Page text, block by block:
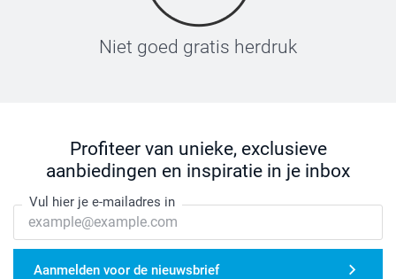
Niet goed gratis herdruk
Profiteer van unieke, exclusieve
aanbiedingen en inspiratie in je inbox
Vul hier je e-mailadres in
Aanmelden voor de nieuwsbrief